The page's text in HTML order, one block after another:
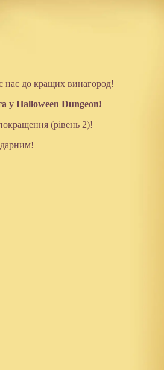
нас до кращих винагород!
у Halloween Dungeon!
(рівень 2)!